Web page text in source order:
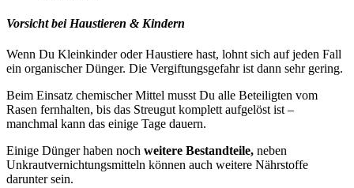
Vorsicht bei Haustieren & Kindern
Wenn Du Kleinkinder oder Haustiere hast, lohnt sich auf jeden Fall
ein organischer Dünger. Die Vergiftungsgefahr ist dann sehr gering.
Beim Einsatz chemischer Mittel musst Du alle Beteiligten vom
Rasen fernhalten, bis das Streugut komplett aufgelöst ist –
manchmal kann das einige Tage dauern.
Einige Dünger haben noch weitere Bestandteile, neben
Unkrautvernichtungsmitteln können auch weitere Nährstoffe
darunter sein.